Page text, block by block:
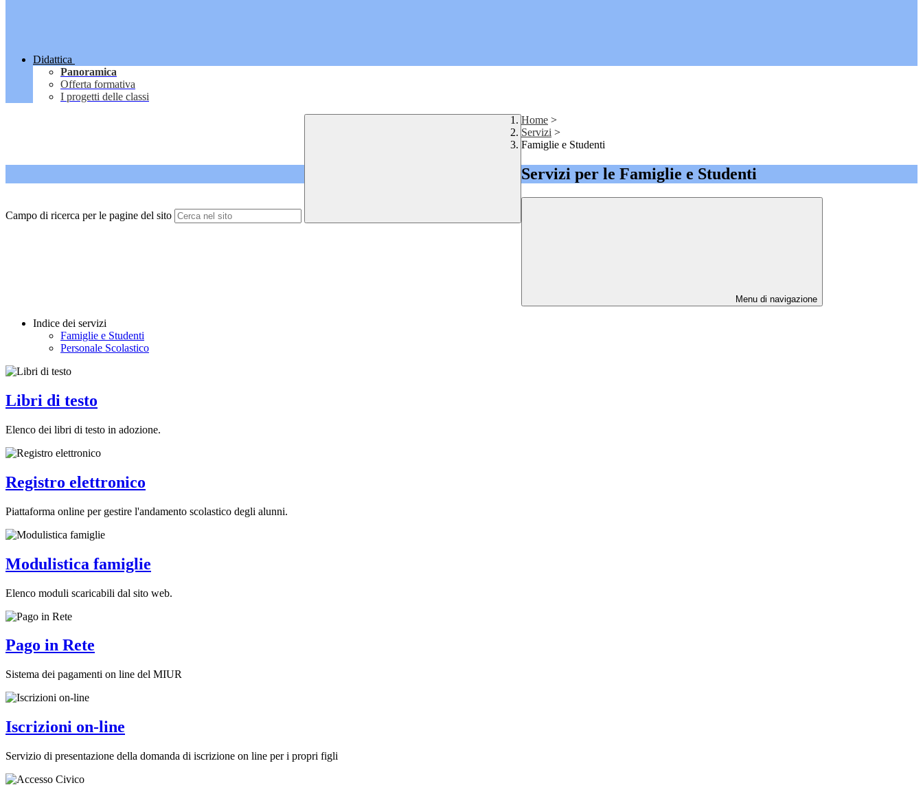
Didattica
Panoramica
Offerta formativa
I progetti delle classi
Campo di ricerca per le pagine del sito
Home >
Servizi >
Famiglie e Studenti
Servizi per le Famiglie e Studenti
Menu di navigazione
Indice dei servizi
Famiglie e Studenti
Personale Scolastico
Libri di testo
Elenco dei libri di testo in adozione.
Registro elettronico
Piattaforma online per gestire l'andamento scolastico degli alunni.
Modulistica famiglie
Elenco moduli scaricabili dal sito web.
Pago in Rete
Sistema dei pagamenti on line del MIUR
Iscrizioni on-line
Servizio di presentazione della domanda di iscrizione on line per i propri figli